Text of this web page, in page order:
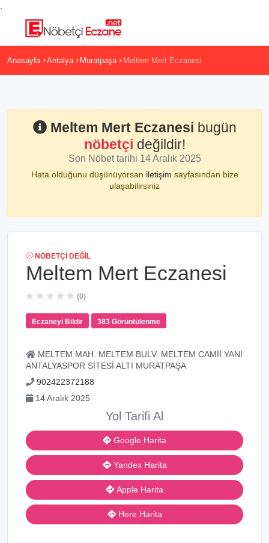
Anasayfa Antalya Muratpaşa Meltem Mert Eczanesi
Meltem Mert Eczanesi bugün
nöbetçi değildir!
Son Nöbet tarihi 14 Aralık 2025
Hata olduğunu düşünüyorsan iletişim sayfasından bize
ulaşabilirsiniz
NÖBETÇI DEĞIL
Meltem Mert Eczanesi
(0)
Eczaneyi Bildir 383 Görüntülenme
MELTEM MAH. MELTEM BULV. MELTEM CAMİİ YANI
ANTALYASPOR SİTESİ ALTI MURATPAŞA
902422372188
14 Aralık 2025
Yol Tarifi Al
Google Harita
Yandex Harita
Apple Harita
Here Harita